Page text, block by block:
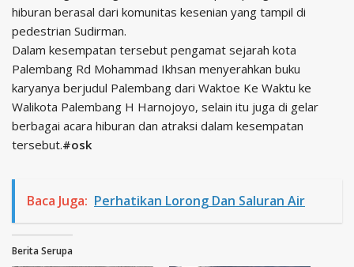
hiburan berasal dari komunitas kesenian yang tampil di
pedestrian Sudirman.
Dalam kesempatan tersebut pengamat sejarah kota
Palembang Rd Mohammad Ikhsan menyerahkan buku
karyanya berjudul Palembang dari Waktoe Ke Waktu ke
Walikota Palembang H Harnojoyo, selain itu juga di gelar
berbagai acara hiburan dan atraksi dalam kesempatan
tersebut.#osk
Baca Juga: Perhatikan Lorong Dan Saluran Air
Berita Serupa